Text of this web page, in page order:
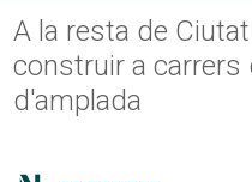
A la resta de
construir a carrers
d'amplada